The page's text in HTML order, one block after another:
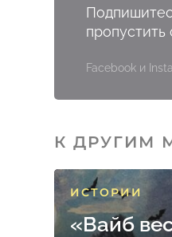
Facebook и
К ДРУГИМ
ИСТОРИИ
«Вайб